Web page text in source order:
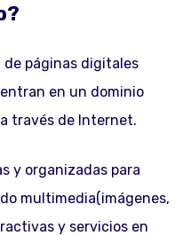
de páginas digitales
en un dominio
través de Internet.
y organizadas para
multimedia(imágenes,
y servicios en